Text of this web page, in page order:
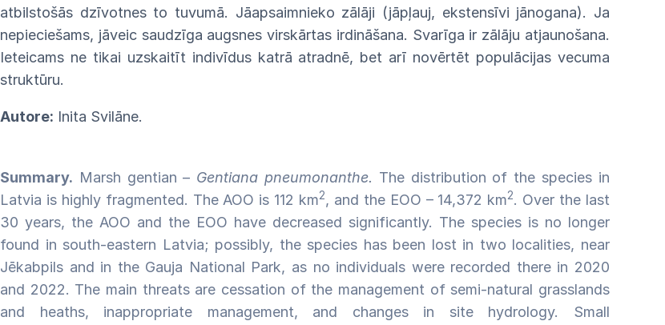
atbilstošās dzīvotnes to tuvumā. Jāapsaimnieko zālāji (jāpļauj, ekstensīvi jānogana). Ja
nepieciešams, jāveic saudzīga augsnes virskārtas irdināšana. Svarīga ir zālāju atjaunošana.
Ieteicams ne tikai uzskaitīt indivīdus katrā atradnē, bet arī novērtēt populācijas vecuma
struktūru.
Autore: Inita Svilāne.
Summary. Marsh gentian – Gentiana pneumonanthe. The distribution of the species in
Latvia is highly fragmented. The AOO is 112 km2, and the EOO – 14,372 km2. Over the last
30 years, the AOO and the EOO have decreased significantly. The species is no longer
found in south-eastern Latvia; possibly, the species has been lost in two localities, near
Jēkabpils and in the Gauja National Park, as no individuals were recorded there in 2020
and 2022. The main threats are cessation of the management of semi-natural grasslands
and heaths, inappropriate management, and changes in site hydrology. Small